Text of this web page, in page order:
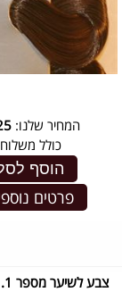
המחיר שלנו:
כולל משלוח
הוסף
פרטים
צבע לשיער מספר 1.1 keune